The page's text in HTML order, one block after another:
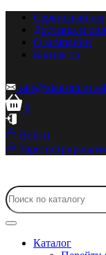
Сервисный
Доставка и
О компании
Контакты
sale@zionstm.ru
0
Войти
Каталог